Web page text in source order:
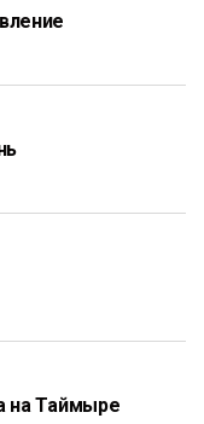
на Таймыре